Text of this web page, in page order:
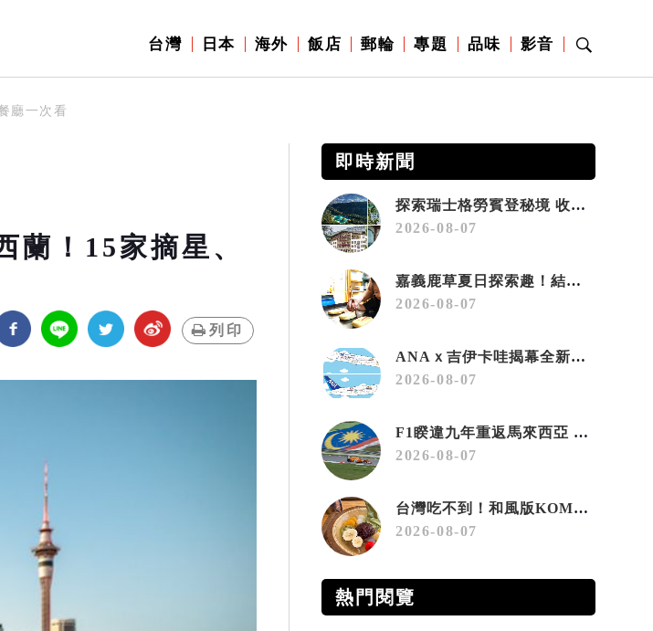
台灣 日本 海外 飯店 郵輪 專題 品味 影音
廳一次看
蘭！15家摘星、
列印
即時新聞
探索瑞士格勞賓登秘境 收藏六種阿爾卑斯夏日療癒之旅
2026-08-07
嘉義鹿草夏日探索趣！結合科學、農場與自然的親子小旅行
2026-08-07
ANAｘ吉伊卡哇揭幕全新彩繪機「Chiikawa JET」
2026-08-07
F1睽違九年重返馬來西亞 三大國際賽事打造10月運動旅遊熱潮 賽車、自行車、路跑同週登場
2026-08-07
台灣吃不到！和風版KOMEDA咖啡讓你吃遍名古屋在地美食
2026-08-07
熱門閱覽